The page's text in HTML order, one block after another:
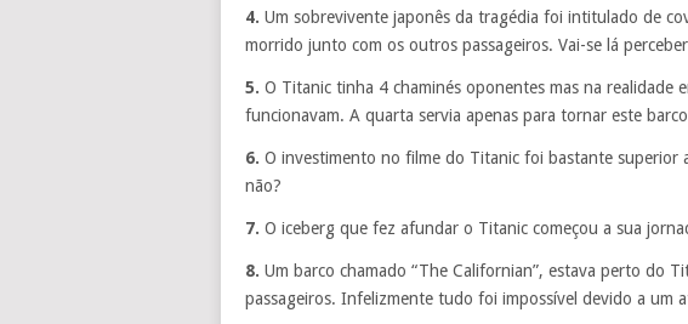
4. Um sobrevivente japonês da tragédia foi intitulado de
morrido junto com os outros passageiros. Vai-se lá
5. O Titanic tinha 4 chaminés oponentes mas na realidade
funcionavam. A quarta servia apenas para tornar este
6. O investimento no filme do Titanic foi bastante
não?
7. O iceberg que fez afundar o Titanic começou a sua
8. Um barco chamado “The Californian”, estava perto do
passageiros. Infelizmente tudo foi impossível devido a um